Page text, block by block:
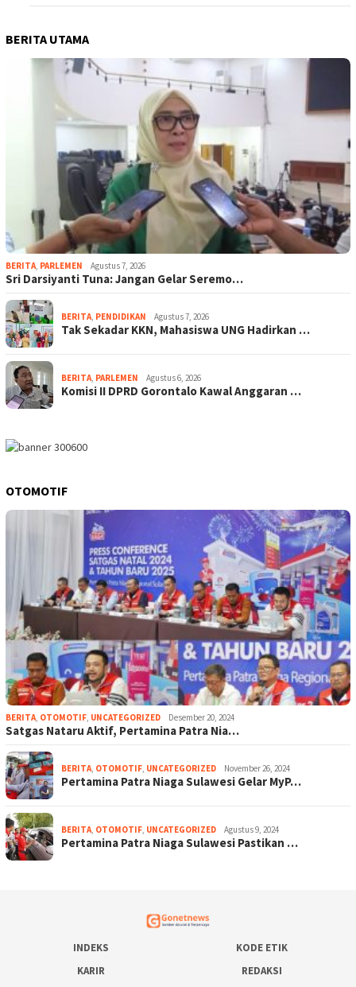
BERITA UTAMA
BERITA PARLEMEN Agustus 7, 2026
Sri Darsiyanti Tuna: Jangan Gelar Seremo…
BERITA PENDIDIKAN Agustus 7, 2026
Tak Sekadar KKN, Mahasiswa UNG Hadirkan …
BERITA PARLEMEN Agustus 6, 2026
Komisi II DPRD Gorontalo Kawal Anggaran …
OTOMOTIF
BERITA OTOMOTIF UNCATEGORIZED Desember 20, 2024
Satgas Nataru Aktif, Pertamina Patra Nia…
BERITA OTOMOTIF UNCATEGORIZED November 26, 2024
Pertamina Patra Niaga Sulawesi Gelar MyP…
BERITA OTOMOTIF UNCATEGORIZED Agustus 9, 2024
Pertamina Patra Niaga Sulawesi Pastikan …
INDEKS
KODE ETIK
KARIR
REDAKSI